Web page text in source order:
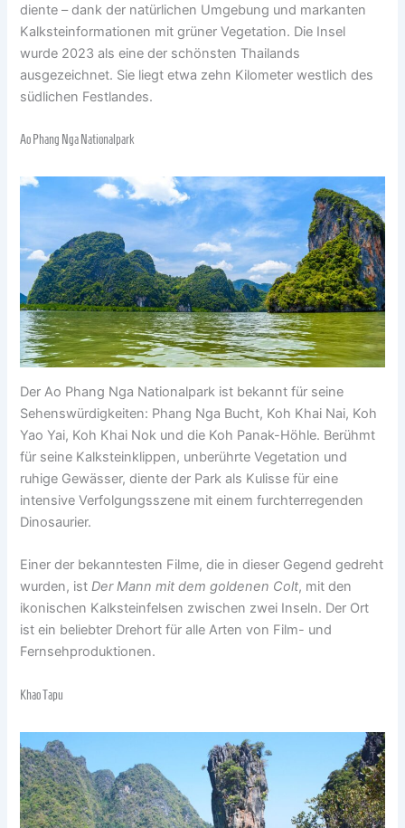
diente – dank der natürlichen Umgebung und markanten
Kalksteinformationen mit grüner Vegetation. Die Insel
wurde 2023 als eine der schönsten Thailands
ausgezeichnet. Sie liegt etwa zehn Kilometer westlich des
südlichen Festlandes.
Ao Phang Nga Nationalpark
Der Ao Phang Nga Nationalpark ist bekannt für seine
Sehenswürdigkeiten: Phang Nga Bucht, Koh Khai Nai, Koh
Yao Yai, Koh Khai Nok und die Koh Panak-Höhle. Berühmt
für seine Kalksteinklippen, unberührte Vegetation und
ruhige Gewässer, diente der Park als Kulisse für eine
intensive Verfolgungsszene mit einem furchterregenden
Dinosaurier.
Einer der bekanntesten Filme, die in dieser Gegend gedreht
wurden, istDer Mann mit dem goldenen Colt, mit den
ikonischen Kalksteinfelsen zwischen zwei Inseln. Der Ort
ist ein beliebter Drehort für alle Arten von Film- und
Fernsehproduktionen.
Khao Tapu